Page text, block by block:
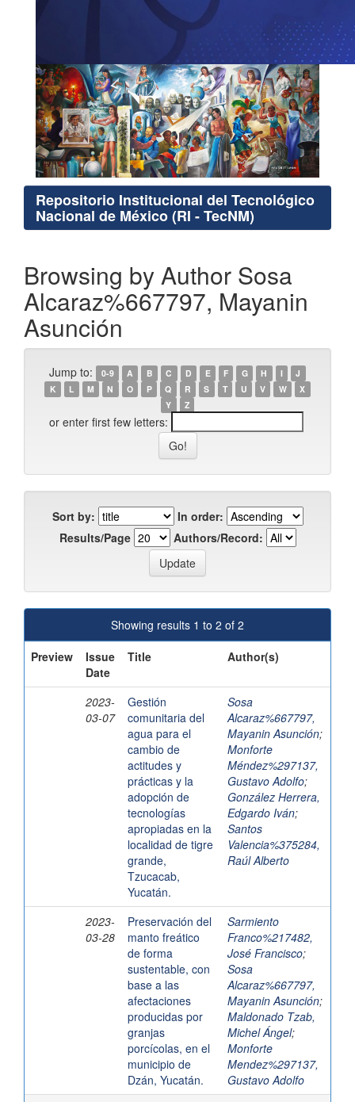
Repositorio Institucional del Tecnológico
Nacional de México (RI - TecNM)
Browsing by Author Sosa
Alcaraz%667797, Mayanin
Asunción
Jump to: 0-9 A B C D E F G H I
J
K
L M N O P Q R S T U V W
X
Y
Z
or enter first few letters:
Sort by:
In order:
Results/Page
Authors/Record:
Showing results 1 to 2 of 2
Preview
Issue
Date
Title Author(s)
2023-
03-07
Gestión
comunitaria del
agua para el
cambio de
actitudes y
prácticas y la
adopción de
tecnologías
apropiadas en la
localidad de tigre
grande,
Tzucacab,
Yucatán.
Sosa
Alcaraz%667797,
Mayanin Asunción;
Monforte
Méndez%297137,
Gustavo Adolfo;
González Herrera,
Edgardo Iván;
Santos
Valencia%375284,
Raúl Alberto
2023-
03-28
Preservación del
manto freático
de forma
sustentable, con
base a las
afectaciones
producidas por
granjas
porcícolas, en el
municipio de
Dzán, Yucatán.
Sarmiento
Franco%217482,
José Francisco;
Sosa
Alcaraz%667797,
Mayanin Asunción;
Maldonado Tzab,
Michel Ángel;
Monforte
Mendez%297137,
Gustavo Adolfo